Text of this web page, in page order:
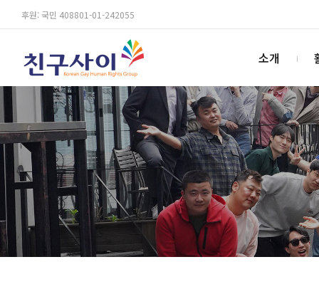
후원: 국민 408801-01-242055
소개